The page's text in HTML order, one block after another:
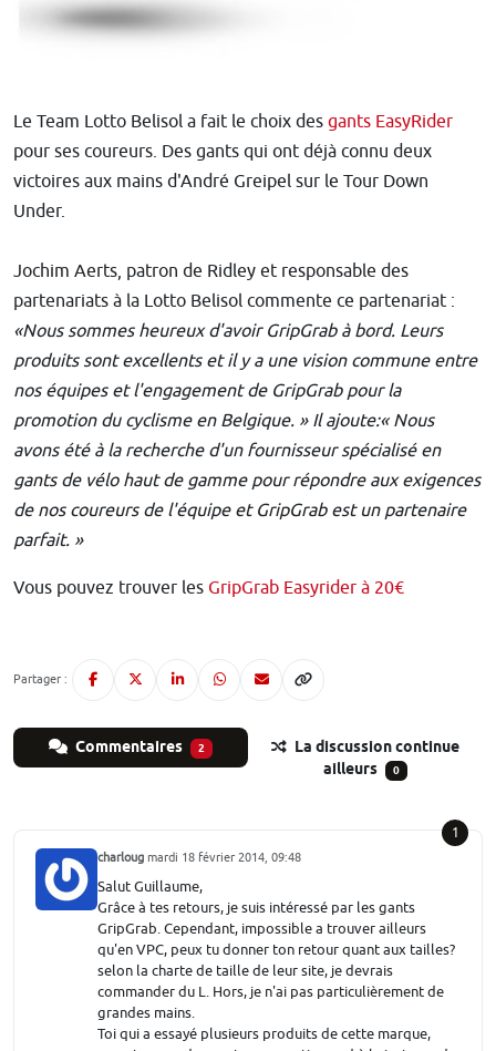
Le Team Lotto Belisol a fait le choix des gants EasyRider
pour ses coureurs. Des gants qui ont déjà connu deux
victoires aux mains d'André Greipel sur le Tour Down
Under.
Jochim Aerts, patron de Ridley et responsable des
partenariats à la Lotto Belisol commente ce partenariat :
«Nous sommes heureux d'avoir GripGrab à bord. Leurs
produits sont excellents et il y a une vision commune entre
nos équipes et l'engagement de GripGrab pour la
promotion du cyclisme en Belgique. » Il ajoute:« Nous
avons été à la recherche d'un fournisseur spécialisé en
gants de vélo haut de gamme pour répondre aux exigences
de nos coureurs de l'équipe et GripGrab est un partenaire
parfait. »
Vous pouvez trouver les GripGrab Easyrider à 20€
Partager :
Commentaires 2
La discussion continue
ailleurs
0
1
charloug mardi 18 février 2014, 09:48
Salut Guillaume,
Grâce à tes retours, je suis intéressé par les gants
GripGrab. Cependant, impossible a trouver ailleurs
qu'en VPC, peux tu donner ton retour quant aux tailles?
selon la charte de taille de leur site, je devrais
commander du L. Hors, je n'ai pas particulièrement de
grandes mains.
Toi qui a essayé plusieurs produits de cette marque,